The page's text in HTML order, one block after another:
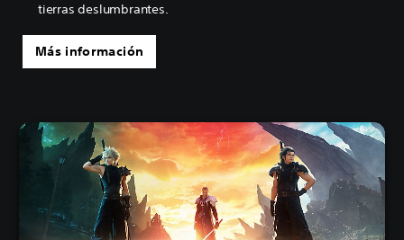
tierras deslumbrantes.
Más información